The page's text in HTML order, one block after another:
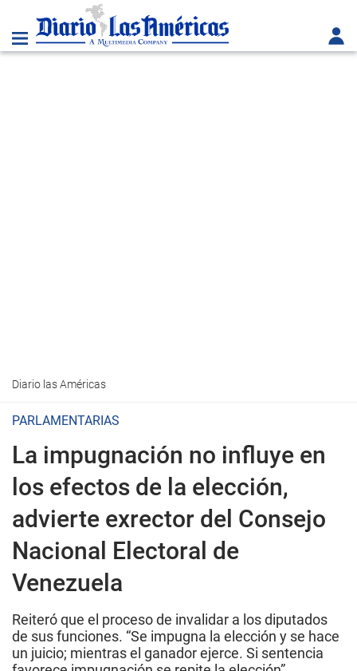
Diario las Américas
PARLAMENTARIAS
La impugnación no influye en
los efectos de la elección,
advierte exrector del Consejo
Nacional Electoral de
Venezuela
Reiteró que el proceso de invalidar a los diputados
de sus funciones. “Se impugna la elección y se hace
un juicio; mientras el ganador ejerce. Si sentencia